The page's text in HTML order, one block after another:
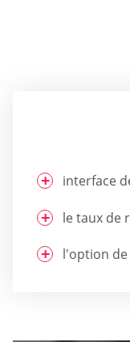
interface
le taux de
l'option